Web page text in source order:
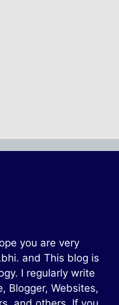
you are very
and This blog is
I regularly write
Blogger, Websites,